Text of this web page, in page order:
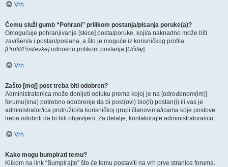
Vrh
Čemu služi gumb “Pohrani” prilikom postanja/pisanja poruke(a)?
Omogućuje pohranjivanje [skice] posta/poruke, koji/a naknadno može biti
završen/a i postan/poslana, a što je moguće iz korisničkog profila
[Profil/Postavke]odnosno prilikom postanja [Učitaj].
Vrh
Zašto [moj] post treba biti odobren?
Administrator/ica može donijeti odluku prema kojoj je na [određenom(im)]
forumu(ima) potrebno odobrenje da bi post(ovi) bio(li) postan(i) ili vas je
administrator/ica pridružio/la korisničkoj grupi članovima/icama koje postove
treba odobriti da bi bili objavljeni. Za detalje, kontaktirajte administratora/icu.
Vrh
Kako mogu bumpirati temu?
Klikom na link “Bumpirajte” što će temu postaviti na vrh prve stranice foruma.